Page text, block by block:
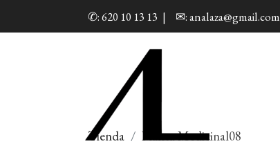
✆: 620 10 13 13 | ✉: analaza@gmail.com
Tienda Planta Medicinal08